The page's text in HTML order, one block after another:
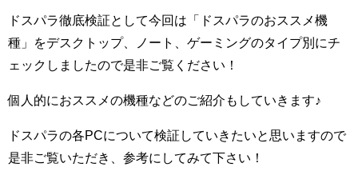
ドスパラ徹底検証として今回は「ドスパラのおススメ機
種」をデスクトップ、ノート、ゲーミングのタイプ別にチ
ェックしましたので是非ご覧ください！
個人的におススメの機種などのご紹介もしていきます♪
ドスパラの各PCについて検証していきたいと思いますので
是非ご覧いただき、参考にしてみて下さい！